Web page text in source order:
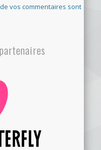
vos commentaires sont